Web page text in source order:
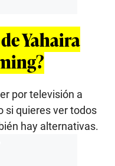
Yahaira
por televisión a
si quieres ver todos
hay alternativas.